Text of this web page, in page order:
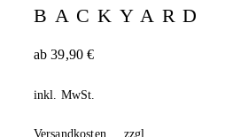
BACKYARD
ab39,90€
inkl. MwSt.
zzgl.
Versandkosten